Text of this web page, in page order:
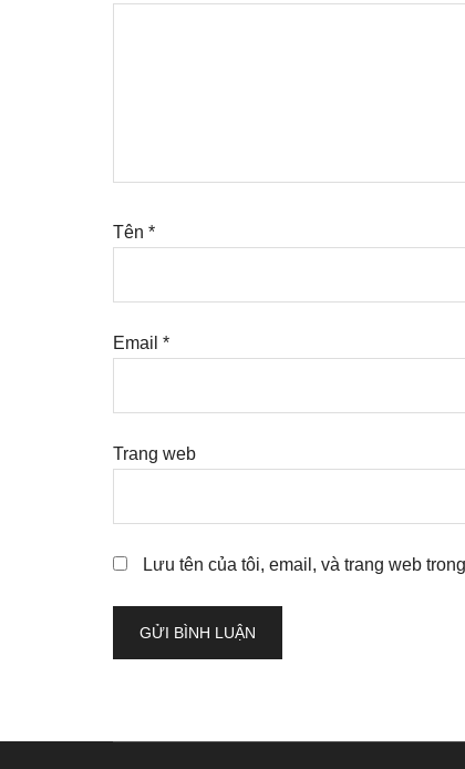
Tên *
Email *
Trang web
Lưu tên của tôi, email, và trang web